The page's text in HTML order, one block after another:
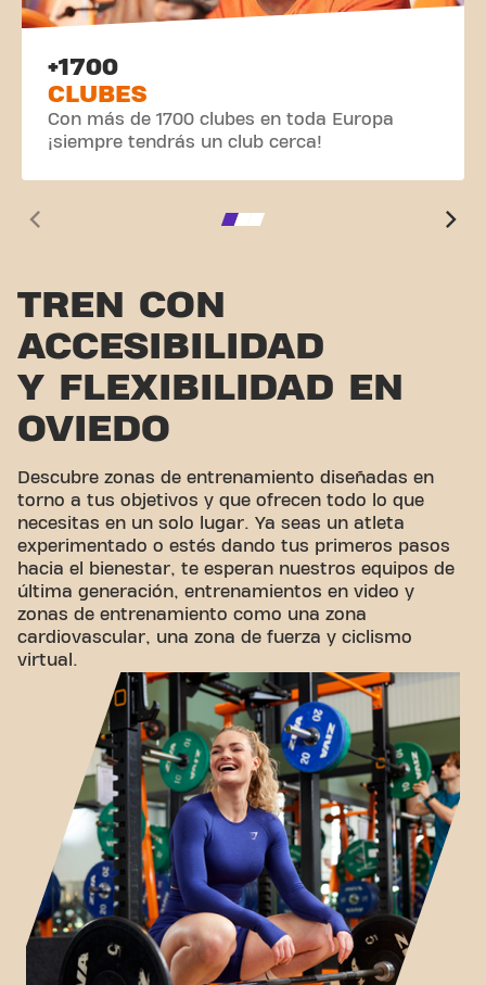
+1700
CLUBES
Con más de 1700 clubes en toda Europa
¡siempre tendrás un club cerca!
TREN CON
ACCESIBILIDAD
Y FLEXIBILIDAD EN
OVIEDO
Descubre zonas de entrenamiento diseñadas en
torno a tus objetivos y que ofrecen todo lo que
necesitas en un solo lugar. Ya seas un atleta
experimentado o estés dando tus primeros pasos
hacia el bienestar, te esperan nuestros equipos de
última generación, entrenamientos en video y
zonas de entrenamiento como una zona
cardiovascular, una zona de fuerza y ​​ciclismo
virtual.